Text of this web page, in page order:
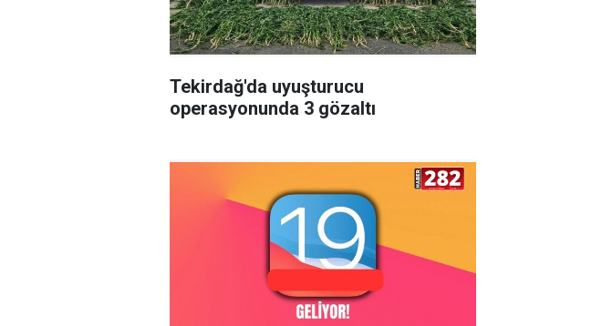
Tekirdağ'da uyuşturucu
operasyonunda 3 gözaltı